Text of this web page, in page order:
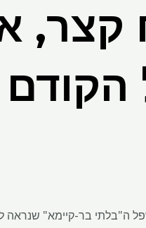
קצר,
הקודם
ה"בלתי בר-קיימא" שנראה